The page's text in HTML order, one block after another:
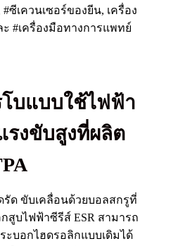
ซีเควนเซอร์ของยีน, เครื่อง
#เครื่องมือทางการแพทย์
บแบบใช้ไฟฟ้า
รงขับสูงที่ผลิต
ด ขับเคลื่อนด้วยบอลสกรูที่
สูบไฟฟ้าซีรีส์ ESR สามารถ
บอกไฮดรอลิกแบบเดิมได้